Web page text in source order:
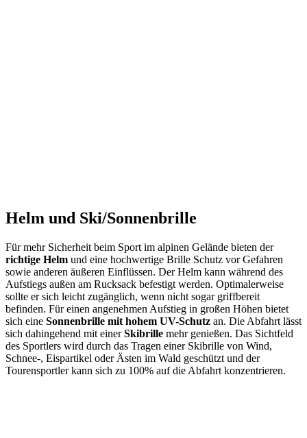
Helm und Ski/Sonnenbrille
Für mehr Sicherheit beim Sport im alpinen Gelände bieten der
richtige Helm und eine hochwertige Brille Schutz vor Gefahren
sowie anderen äußeren Einflüssen. Der Helm kann während des
Aufstiegs außen am Rucksack befestigt werden. Optimalerweise
sollte er sich leicht zugänglich, wenn nicht sogar griffbereit
befinden. Für einen angenehmen Aufstieg in großen Höhen bietet
sich eine Sonnenbrille mit hohem UV-Schutz an. Die Abfahrt lässt
sich dahingehend mit einerSkibrille mehr genießen. Das Sichtfeld
des Sportlers wird durch das Tragen einer Skibrille von Wind,
Schnee-, Eispartikel oder Ästen im Wald geschützt und der
Tourensportler kann sich zu 100% auf die Abfahrt konzentrieren.